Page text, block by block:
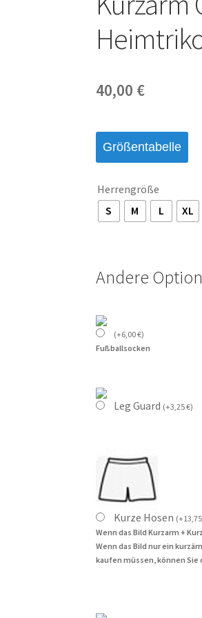
40,00 €
Größentabelle
Herrengröße
S
M L XL
Andere
(+6,00€)
Fußballsocken
Leg Guard (+3,25€)
Kurze Hosen (+13,75
Wenn das Bild Kurzarm +
Wenn das Bild nur ein
kaufen müssen, können Sie